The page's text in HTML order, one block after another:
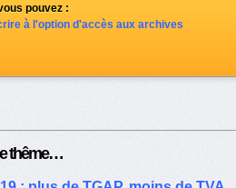
pouvez :
à l'option d'accès aux archives
thême…